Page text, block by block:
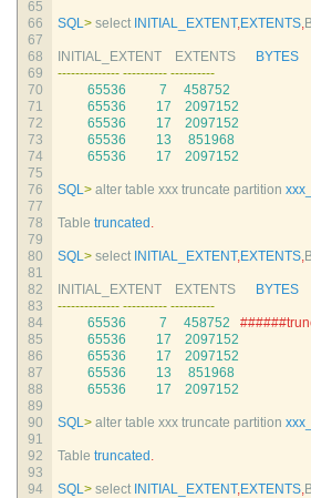
65
66
67
68
69
70
71
72
73
74
75
76
77
78
79
80
81
82
83
84
85
86
87
88
89
90
91
92
93
94
SQL> select INITIAL_EXTENT,EXTENTS,
INITIAL_EXTENT EXTENTS
BYTES
-------------- ---------- ----------
65536
7
458752
65536
17
2097152
65536
17
2097152
65536
13
851968
65536
17 2097152
SQL> alter table xxx truncate partition
Table truncated .
SQL> select INITIAL_EXTENT,EXTENTS,
INITIAL_EXTENT EXTENTS
BYTES
-------------- ---------- ----------
65536
7 458752
65536
17
2097152
65536
17
2097152
65536
13
851968
65536
17 2097152
SQL> alter table xxx truncate partition
Table truncated .
SQL> select INITIAL_EXTENT,EXTENTS,